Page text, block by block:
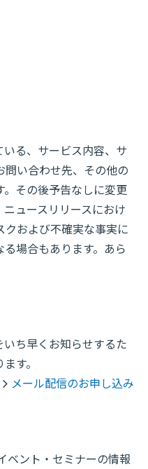
る、サービス内容、サ
問い合わせ先、その他の
その後予告なしに変更
ュースリリースにおけ
クおよび不確実な事実に
場合もあります。あら
ち早くお知らせするた
す。
メール配信のお申し込み
ベント・セミナーの情報